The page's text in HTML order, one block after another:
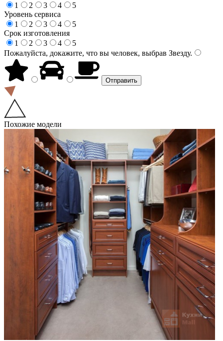
1
2 3 4
5
Уровень сервиса
1
2 3 4
5
Срок изготовления
1
2 3 4
5
Пожалуйста, докажите, что вы человек, выбрав Звезду.
Похожие модели